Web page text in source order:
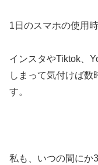
1日のスマホの使用
インスタやTiktok、
しまって気付けば
す。
私も、いつの間にか